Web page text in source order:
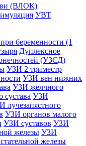
(ВЛОК)
УВТ
беременности (1
Дуплексное
(УЗСД)
УЗИ 2 триместр
УЗИ вен нижних
УЗИ желчного
сустава УЗИ
лучезапястного
УЗИ органов малого
УЗИ суставов УЗИ
железы УЗИ
железы